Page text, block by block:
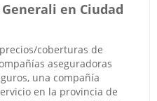
en Ciudad
coberturas de
aseguradoras
una compañía
en la provincia de